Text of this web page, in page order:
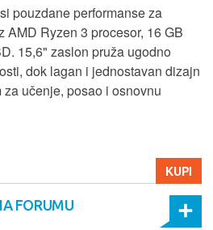
pouzdane performanse za
AMD Ryzen 3 procesor, 16 GB
15,6" zaslon pruža ugodno
dok lagan i jednostavan dizajn
učenje, posao i osnovnu
KUPI
FORUMU